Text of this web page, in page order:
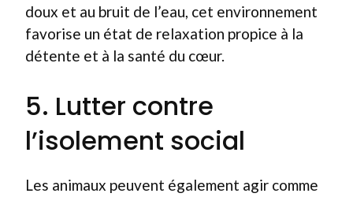
doux et au bruit de l’eau, cet environnement
favorise un état de relaxation propice à la
détente et à la santé du cœur.
5. Lutter contre
l’isolement social
Les animaux peuvent également agir comme